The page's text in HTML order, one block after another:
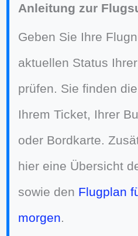
Anleitung zur
Geben Sie Ihre
aktuellen Status
prüfen. Sie finden
Ihrem Ticket, Ihrer
oder Bordkarte.
hier eine Übersicht
sowie den Flugplan
morgen.